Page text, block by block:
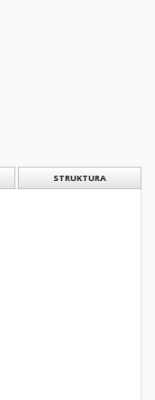
STRUKTURA